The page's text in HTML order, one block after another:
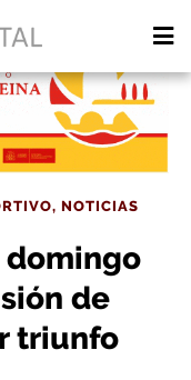
, NOTICIAS
domingo
de
triunfo